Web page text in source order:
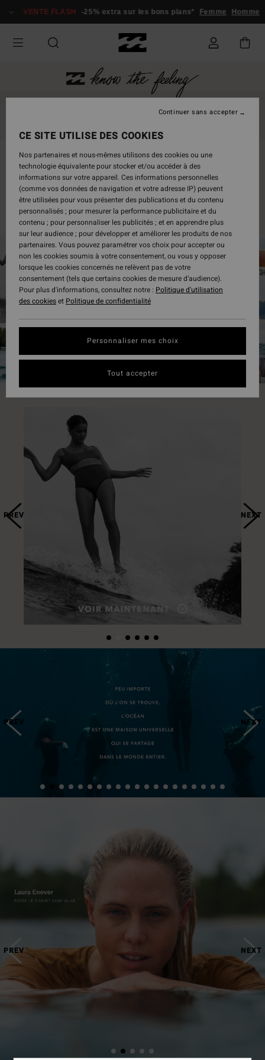
VENTE FLASH -25% extra sur les bons plans* Femme Homme
VOIR MAINTENANT
CE SITE UTILISE DES COOKIES
Nos partenaires et nous-mêmes utilisons des cookies ou une
technologie équivalente pour stocker et/ou accéder à des
informations sur votre appareil. Ces informations personnelles
(comme vos données de navigation et votre adresse IP) peuvent
être utilisées pour vous présenter des publications et du contenu
personnalisés ; pour mesurer la performance publicitaire et du
contenu ; pour personnaliser les publicités ; et en apprendre plus
sur leur audience ; pour développer et améliorer les produits de nos
partenaires. Vous pouvez paramétrer vos choix pour accepter ou
non les cookies soumis à votre consentement, ou vous y opposer
lorsque les cookies concernés ne relèvent pas de votre
consentement (tels que certains cookies de mesure d’audience).
Pour plus d'informations, consultez notre : Politique d'utilisation
des cookieset Politique de confidentialité
Personnaliser mes choix
Continuer sans accepter
Tout accepter